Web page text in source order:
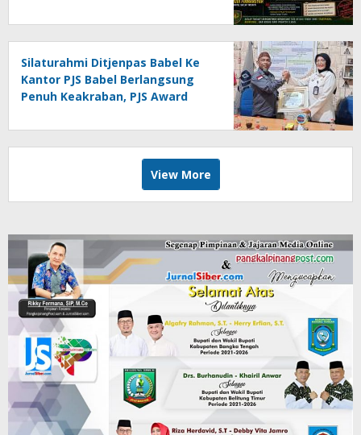
Silaturahmi Ditjenpas Babel Ke
Kantor PJS Babel Berlangsung
Penuh Keakraban, PJS Award
Agustina
View More